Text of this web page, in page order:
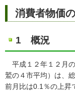
消費者物価
1 概況
平成１２年１２月
鷲の４市平均）は、
前月比は0.1％の上昇